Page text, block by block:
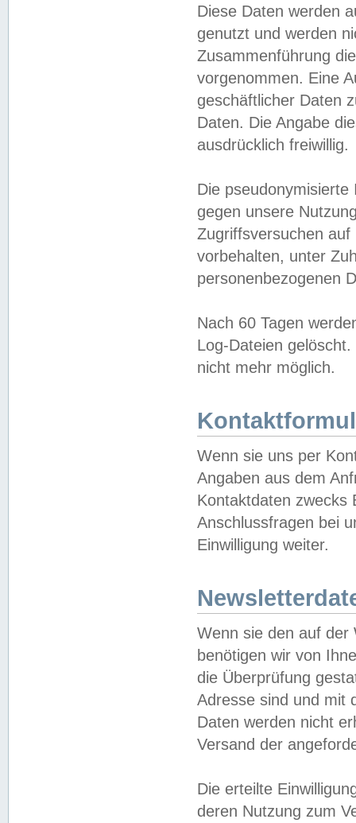
Diese Daten werden
genutzt und werden
Zusammenführung
vorgenommen. Eine
geschäftlicher Daten
Daten. Die Angabe
ausdrücklich freiwillig.
Die
gegen unsere
Zugriffsversuchen
vorbehalten, unter
personenbezogenen
Nach 60 Tagen
Log-Dateien
nicht mehr möglich.
Wenn sie uns per
Angaben aus dem
Kontaktdaten zwecks
Anschlussfragen bei
Einwilligung weiter.
Wenn sie den auf der
benötigen wir von
die Überprüfung
Adresse sind und mit
Daten werden nicht
Versand der
Die erteilte
deren Nutzung zum